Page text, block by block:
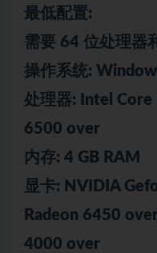
最低配置:
需要 64 位处理器
操作系统:
处理器: Intel
6500 over
内存: 4 GB RAM
显卡: NVIDIA
Radeon 6450
4000 over